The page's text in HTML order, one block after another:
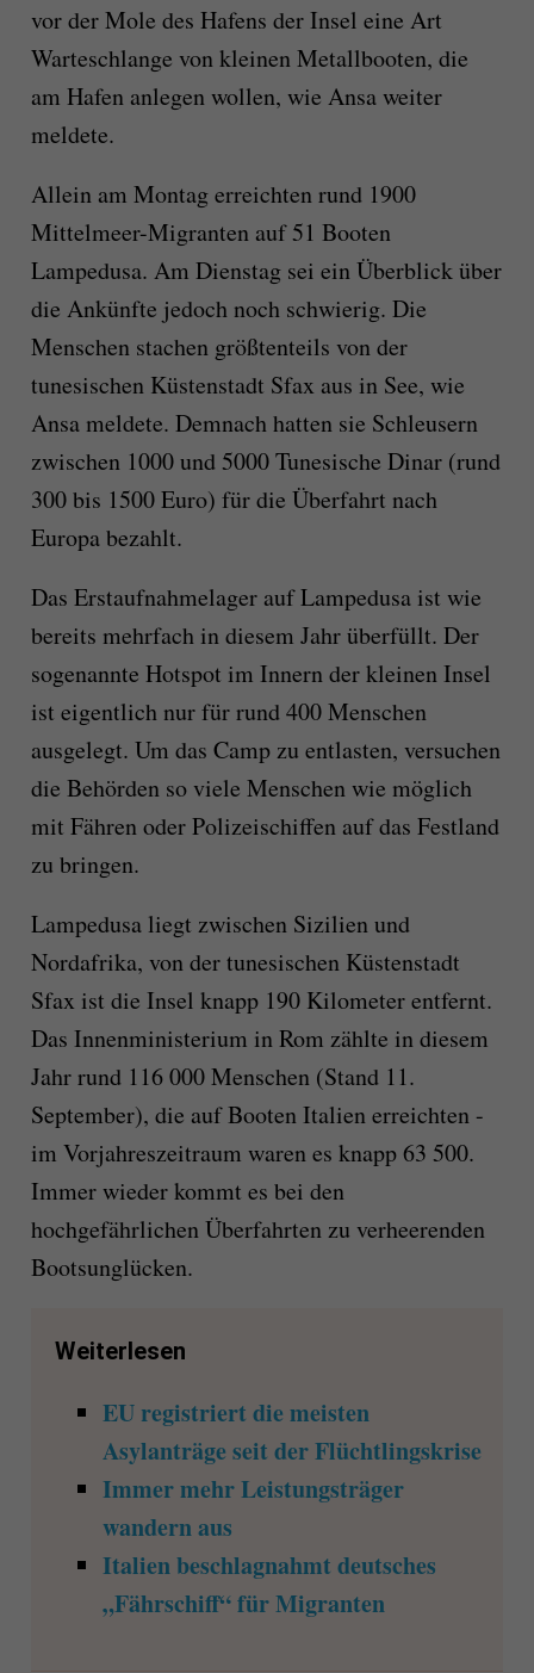
vor der Mole des Hafens der Insel eine Art
Warteschlange von kleinen Metallbooten, die
am Hafen anlegen wollen, wie Ansa weiter
meldete.
Allein am Montag erreichten rund 1900
Mittelmeer-Migranten auf 51 Booten
Lampedusa. Am Dienstag sei ein Überblick über
die Ankünfte jedoch noch schwierig. Die
Menschen stachen größtenteils von der
tunesischen Küstenstadt Sfax aus in See, wie
Ansa meldete. Demnach hatten sie Schleusern
zwischen 1000 und 5000 Tunesische Dinar (rund
300 bis 1500 Euro) für die Überfahrt nach
Europa bezahlt.
Das Erstaufnahmelager auf Lampedusa ist wie
bereits mehrfach in diesem Jahr überfüllt. Der
sogenannte Hotspot im Innern der kleinen Insel
ist eigentlich nur für rund 400 Menschen
ausgelegt. Um das Camp zu entlasten, versuchen
die Behörden so viele Menschen wie möglich
mit Fähren oder Polizeischiffen auf das Festland
zu bringen.
Lampedusa liegt zwischen Sizilien und
Nordafrika, von der tunesischen Küstenstadt
Sfax ist die Insel knapp 190 Kilometer entfernt.
Das Innenministerium in Rom zählte in diesem
Jahr rund 116 000 Menschen (Stand 11.
September), die auf Booten Italien erreichten -
im Vorjahreszeitraum waren es knapp 63 500.
Immer wieder kommt es bei den
hochgefährlichen Überfahrten zu verheerenden
Bootsunglücken.
Weiterlesen
EU registriert die meisten
Asylanträge seit der Flüchtlingskrise
Immer mehr Leistungsträger
wandern aus
Italien beschlagnahmt deutsches
„Fährschiff“ für Migranten